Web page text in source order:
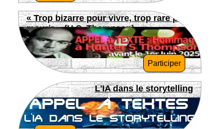
« Trop bizarre pour vivre, trop rare pour
mourir » (H.S. Thompson)
Participer
L'IA dans le storytelling